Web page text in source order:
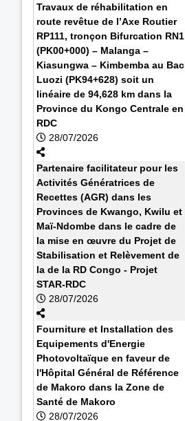
Travaux de réhabilitation en
route revêtue de l’Axe Routier
RP111, tronçon Bifurcation RN1
(PK00+000) – Malanga –
Kiasungwa – Kimbemba au Bac
Luozi (PK94+628) soit un
linéaire de 94,628 km dans la
Province du Kongo Centrale en
RDC
28/07/2026
Partenaire facilitateur pour les
Activités Génératrices de
Recettes (AGR) dans les
Provinces de Kwango, Kwilu et
Maï-Ndombe dans le cadre de
la mise en œuvre du Projet de
Stabilisation et Relèvement de
la de la RD Congo - Projet
STAR-RDC
28/07/2026
Fourniture et Installation des
Equipements d'Energie
Photovoltaïque en faveur de
l'Hôpital Général de Référence
de Makoro dans la Zone de
Santé de Makoro
28/07/2026